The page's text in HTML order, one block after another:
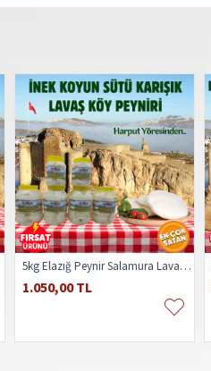
5kg Elazığ Peynir Salamura Lavaş İnek Koyun
1.050,00 TL